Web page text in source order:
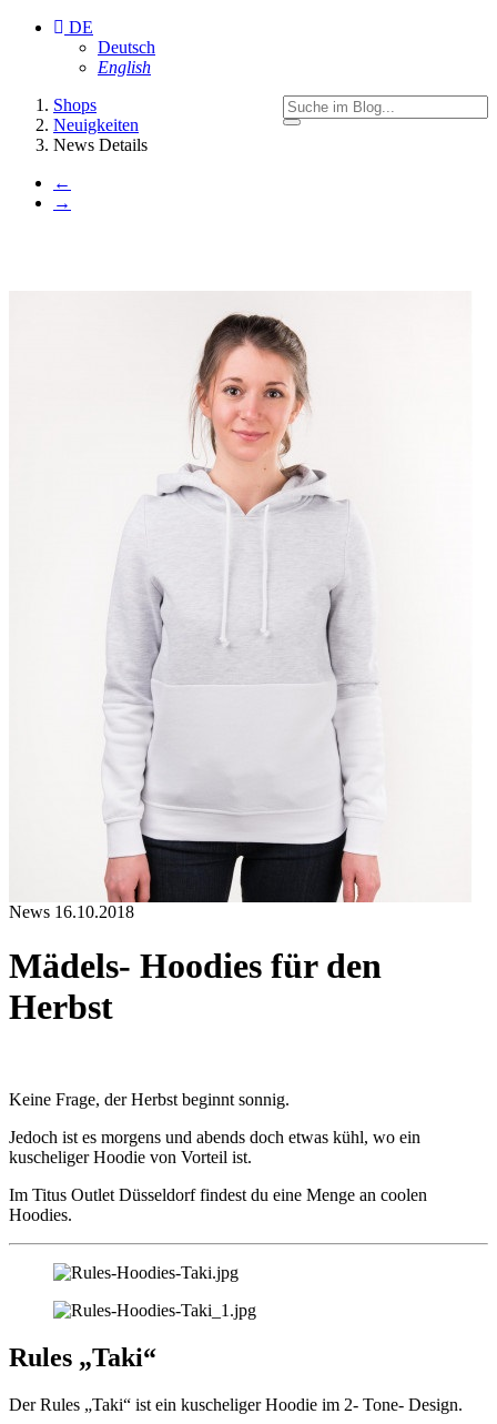
DE
Deutsch
English
here:
Shops
Neuigkeiten
News Details
←
→
News 16.10.2018
Mädels- Hoodies für den
Herbst
Keine Frage, der Herbst beginnt sonnig.
Jedoch ist es morgens und abends doch etwas kühl, wo ein
kuscheliger Hoodie von Vorteil ist.
Im Titus Outlet Düsseldorf findest du eine Menge an coolen
Hoodies.
Rules „Taki“
Der Rules „Taki“ ist ein kuscheliger Hoodie im 2- Tone- Design.